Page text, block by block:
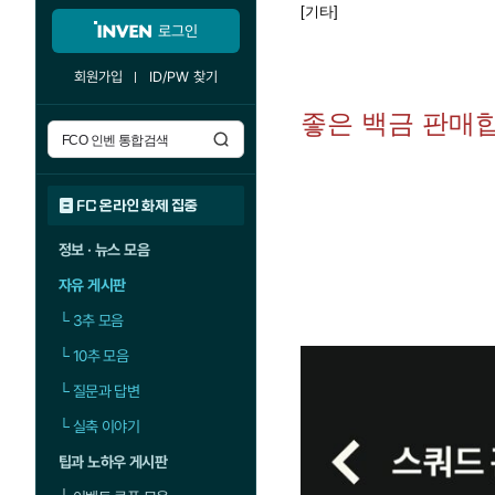
로그인
회원가입 ID/PW 찾기
FC 온라인 화제 집중
정보 · 뉴스 모음
자유 게시판
└3추 모음
└10추 모음
└질문과 답변
└실축 이야기
팁과 노하우 게시판
[기타]
좋은 백금 판매